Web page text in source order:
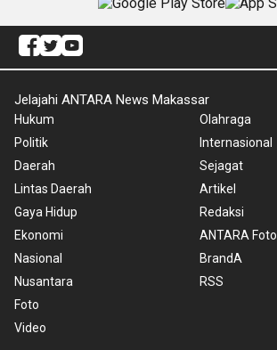
Jelajahi ANTARA News Makassar
Hukum
Politik
Daerah
Lintas Daerah
Gaya Hidup
Ekonomi
Nasional
Nusantara
Foto
Video
Olahraga
Internasional
Sejagat
Artikel
Redaksi
ANTARA Foto
BrandA
RSS